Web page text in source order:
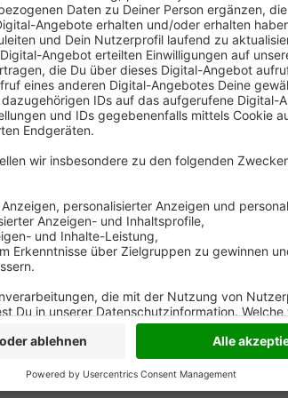
Anzeige
Das erneuerte Naturbad an der Xantener
Jahre lang wurden Strandflächen,
ins Wasser eingelassener Pool für
einen Steg vom Ufer aus direkt ans Becken.
Offenen Tür mit Führungen und
und Walking-Acts startet um 12 Uhr. Der
Einweihung am Sonntag kostenfrei.
Anzeige